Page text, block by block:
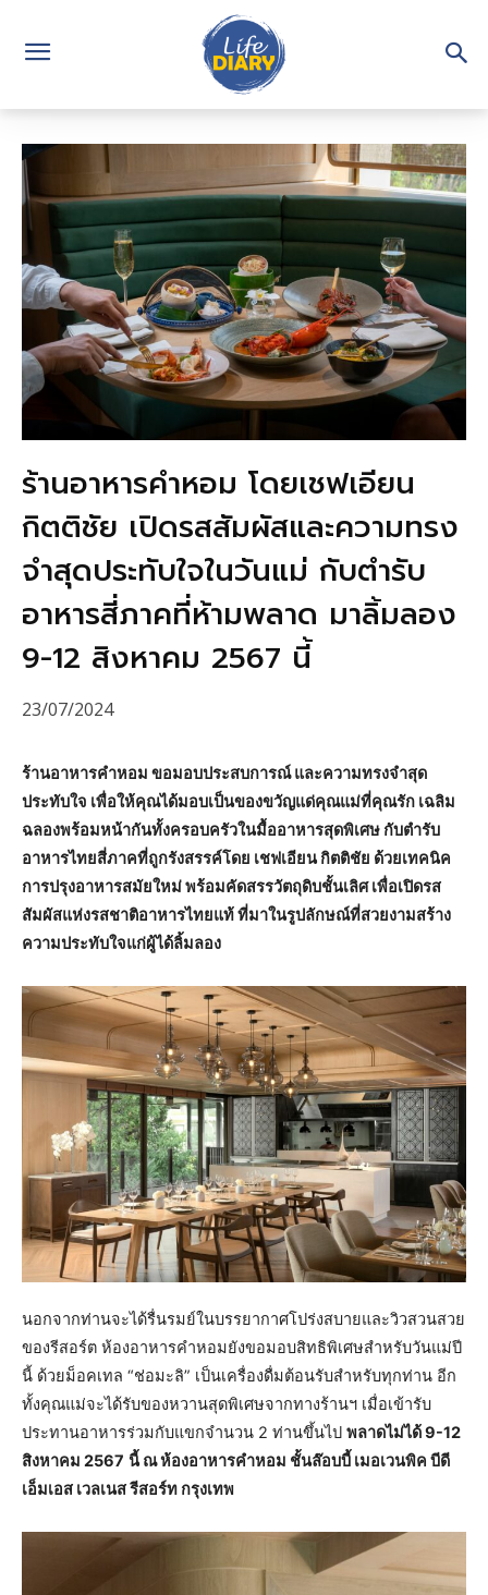
ร้านอาหารคำหอม โดยเชฟเอียน
กิตติชัย เปิดรสสัมผัสและความทรง
จำสุดประทับใจในวันแม่ กับตำรับ
อาหารสี่ภาคที่ห้ามพลาด มาลิ้มลอง
9-12 สิงหาคม 2567 นี้
23/07/2024
ร้านอาหารคำหอม ขอมอบประสบการณ์ และความทรงจำสุด
ประทับใจ เพื่อให้คุณได้มอบเป็นของขวัญแด่คุณแม่ที่คุณรัก เฉลิม
ฉลองพร้อมหน้ากันทั้งครอบครัวในมื้ออาหารสุดพิเศษ กับตำรับ
อาหารไทยสี่ภาคที่ถูกรังสรรค์โดย เชฟเอียน กิตติชัย ด้วยเทคนิค
การปรุงอาหารสมัยใหม่ พร้อมคัดสรรวัตถุดิบชั้นเลิศ เพื่อเปิดรส
สัมผัสแห่งรสชาติอาหารไทยแท้ ที่มาในรูปลักษณ์ที่สวยงามสร้าง
ความประทับใจแก่ผู้ได้ลิ้มลอง
นอกจากท่านจะได้รื่นรมย์ในบรรยากาศโปร่งสบายและวิวสวนสวย
ของรีสอร์ต ห้องอาหารคำหอมยังขอมอบสิทธิพิเศษสำหรับวันแม่ปี
นี้ ด้วยม็อคเทล “ช่อมะลิ” เป็นเครื่องดื่มต้อนรับสำหรับทุกท่าน อีก
ทั้งคุณแม่จะได้รับของหวานสุดพิเศษจากทางร้านฯ เมื่อเข้ารับ
ประทานอาหารร่วมกับแขกจำนวน 2 ท่านขึ้นไป พลาดไม่ได้9-12
สิงหาคม 2567 นี้ ณ ห้องอาหารคำหอม ชั้นล๊อบบี้ เมอเวนพิค บีดี
เอ็มเอส เวลเนส รีสอร์ท กรุงเทพ